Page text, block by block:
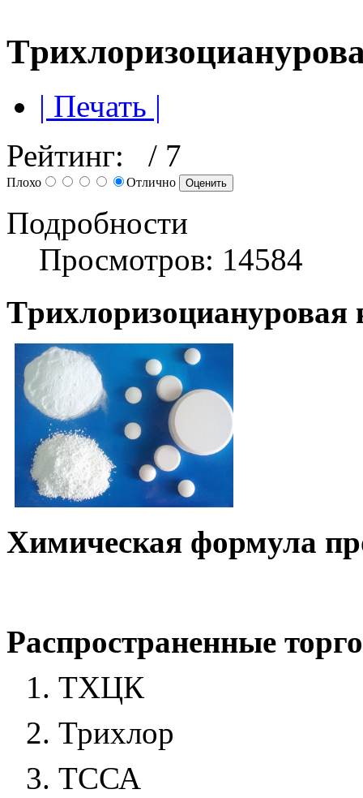
| Печать |
Рейтинг:
/ 7
Плохо Отлично
Подробности
Просмотров: 14584
Tрихлоризоциануровая
Химическая формула
Распространенные
1. ТХЦК
2. Трихлор
3. ТССА